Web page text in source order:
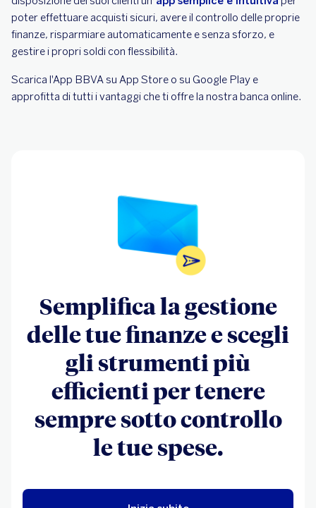
poter effettuare acquisti sicuri, avere il controllo delle proprie
finanze, risparmiare automaticamente e senza sforzo, e
gestire i propri soldi con flessibilità.
Scarica l'App BBVA su App Store o su Google Play e
approfitta di tutti i vantaggi che ti offre la nostra banca online.
Semplifica la gestione
delle tue finanze e scegli
gli strumenti più
efficienti per tenere
sempre sotto controllo
le tue spese.